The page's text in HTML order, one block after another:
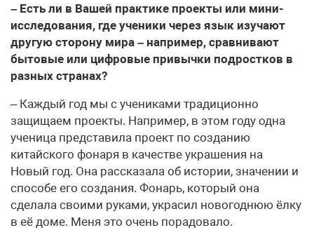
– Есть ли в Вашей практике проекты или мини-
исследования, где ученики через язык изучают
другую сторону мира – например, сравнивают
бытовые или цифровые привычки подростков в
разных странах?
– Каждый год мы с учениками традиционно
защищаем проекты. Например, в этом году одна
ученица представила проект по созданию
китайского фонаря в качестве украшения на
Новый год. Она рассказала об истории, значении и
способе его создания. Фонарь, который она
сделала своими руками, украсил новогоднюю ёлку
в её доме. Меня это очень порадовало.